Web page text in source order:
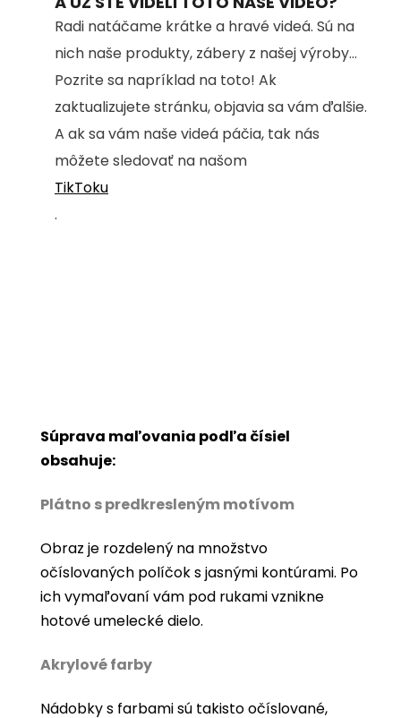
Radi natáčame krátke a hravé videá. Sú na
nich naše produkty, zábery z našej výroby...
Pozrite sa napríklad na toto! Ak
zaktualizujete stránku, objavia sa vám ďalšie.
A ak sa vám naše videá páčia, tak nás
môžete sledovať na našom
TikToku
.
Súprava maľovania podľa čísiel
obsahuje:
Plátno s predkresleným motívom
Obraz je rozdelený na množstvo
očíslovaných políčok s jasnými kontúrami. Po
ich vymaľovaní vám pod rukami vznikne
hotové umelecké dielo.
Akrylové farby
Nádobky s farbami sú takisto očíslované,